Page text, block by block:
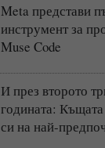
Meta представи
инструмент за
Muse Code
И през второто
годината: Къщата
си на най-